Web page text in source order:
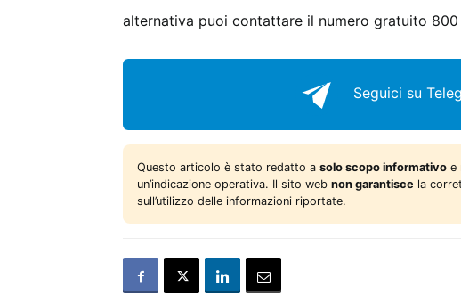
alternativa puoi contattare il numero gratuito
Seguici su
Questo articolo è stato redatto a solo scopo informativo e
un’indicazione operativa. Il sito web non garantisce la
sull’utilizzo delle informazioni riportate.